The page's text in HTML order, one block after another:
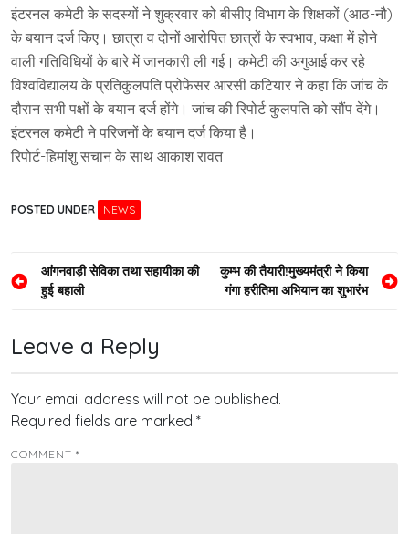
इंटरनल कमेटी के सदस्यों ने शुक्रवार को बीसीए विभाग के शिक्षकों (आठ-नौ)
के बयान दर्ज किए। छात्रा व दोनों आरोपित छात्रों के स्वभाव, कक्षा में होने
वाली गतिविधियों के बारे में जानकारी ली गई। कमेटी की अगुआई कर रहे
विश्वविद्यालय के प्रतिकुलपति प्रोफेसर आरसी कटियार ने कहा कि जांच के
दौरान सभी पक्षों के बयान दर्ज होंगे। जांच की रिपोर्ट कुलपति को सौंप देंगे।
इंटरनल कमेटी ने परिजनों के बयान दर्ज किया है।
रिपोर्ट-हिमांशु सचान के साथ आकाश रावत
POSTED UNDER NEWS
Post
navigation
आंगनवाड़ी सेविका तथा सहायीका की
हुई बहाली
कुम्भ की तैयारी!मुख्यमंत्री ने किया
गंगा हरीतिमा अभियान का शुभारंभ
Leave a Reply
Your email address will not be published.
Required fields are marked *
COMMENT *